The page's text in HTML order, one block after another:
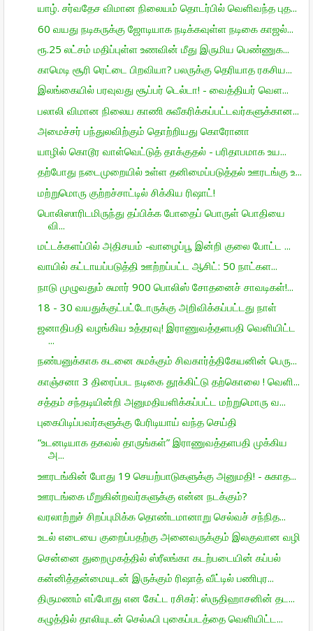
யாழ். சர்வதேச விமான நிலையம் தொடர்பில் வெளிவந்த புத...
60 வயது நடிகருக்கு ஜோடியாக நடிக்கவுள்ள நடிகை காஜல்...
ரூ.25 லட்சம் மதிப்புள்ள உணவின் மீது இருமிய பெண்ணுக...
காமெடி சூரி ரெட்டை பிறவியா? பலருக்கு தெரியாத ரகசிய...
இலங்கையில் பரவுவது சூப்பர் டெல்டா! - வைத்தியர் வெள...
பலாலி விமான நிலைய காணி சுவீகரிக்கப்பட்டவர்களுக்கான...
அமைச்சர் பந்துலவிற்கும் தொற்றியது கொரோனா
யாழில் கொடூர வாள்வெட்டுத் தாக்குதல் - பரிதாபமாக உய...
தற்போது நடைமுறையில் உள்ள தனிமைப்படுத்தல் ஊரடங்கு உ...
மற்றுமொரு குற்றச்சாட்டில் சிக்கிய ரிஷாட்!
பொலிஸாரிடமிருந்து தப்பிக்க போதைப் பொருள் பொதியை
வி...
மட்டக்களப்பில் அதிசயம் -வாழைப்பூ இன்றி குலை போட்ட ...
வாயில் கட்டாயப்படுத்தி ஊற்றப்பட்ட ஆசிட்: 50 நாட்கள...
நாடு முழுவதும் சுமார் 900 பொலிஸ் சோதனைச் சாவடிகள்!...
18 - 30 வயதுக்குட்பட்டோருக்கு அறிவிக்கப்பட்டது நாள்
ஜனாதிபதி வழங்கிய உத்தரவு! இராணுவத்தளபதி வெளியிட்ட
...
நண்பனுக்காக கடனை சுமக்கும் சிவகார்த்திகேயனின் பெரு...
காஞ்சனா 3 திரைப்பட நடிகை தூக்கிட்டு தற்கொலை ! வெளி...
சத்தம் சந்தடியின்றி அனுமதியளிக்கப்பட்ட மற்றுமொரு வ...
புகைபிடிப்பவர்களுக்கு பேரிடியாய் வந்த செய்தி
“உடனடியாக தகவல் தாருங்கள்” இராணுவத்தளபதி முக்கிய
அ...
ஊரடங்கின் போது 19 செயற்பாடுகளுக்கு அனுமதி! - சுகாத...
ஊரடங்கை மீறுகின்றவர்களுக்கு என்ன நடக்கும்?
வரலாற்றுச் சிறப்புமிக்க தொண்டமானாறு செல்வச் சந்நித...
உடல் எடையை குறைப்பதற்கு அனைவருக்கும் இலகுவான வழி
சென்னை துறைமுகத்தில் ஸ்ரீலங்கா கடற்படையின் கப்பல்
கன்னித்தன்மையுடன் இருக்கும் ரிஷாத் வீட்டில் பணிபுர...
திருமணம் எப்போது என கேட்ட ரசிகர்: ஸ்ருதிஹாசனின் தட...
கழுத்தில் தாலியுடன் செல்ஃபி புகைப்படத்தை வெளியிட்ட...